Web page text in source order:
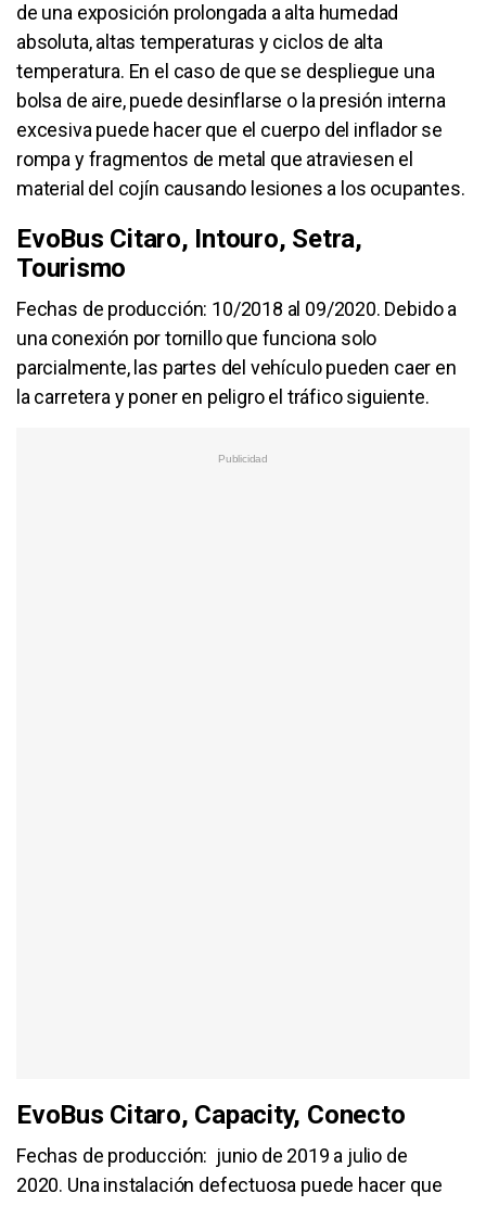
de una exposición prolongada a alta humedad
absoluta, altas temperaturas y ciclos de alta
temperatura. En el caso de que se despliegue una
bolsa de aire, puede desinflarse o la presión interna
excesiva puede hacer que el cuerpo del inflador se
rompa y fragmentos de metal que atraviesen el
material del cojín causando lesiones a los ocupantes.
EvoBus Citaro, Intouro, Setra,
Tourismo
Fechas de producción: 10/2018 al 09/2020. Debido a
una conexión por tornillo que funciona solo
parcialmente, las partes del vehículo pueden caer en
la carretera y poner en peligro el tráfico siguiente.
EvoBus Citaro, Capacity, Conecto
Fechas de producción: junio de 2019 a julio de
2020. Una instalación defectuosa puede hacer que